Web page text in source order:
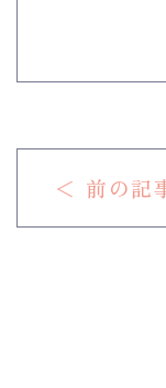
＜ 前の記